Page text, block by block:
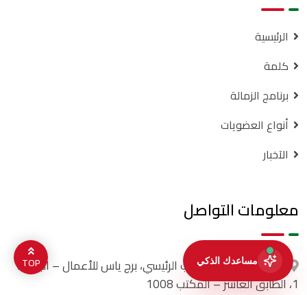
الرئيسية
كلمة
برنامج الزمالة
أنواع العضويات
الآخبار
معلومات التواصل
مكتب:دبي – المكتب الرئيسي، برج ياس للأعمال – البرشاء
1، الطابق العاشر – المكتب 1008
TOP